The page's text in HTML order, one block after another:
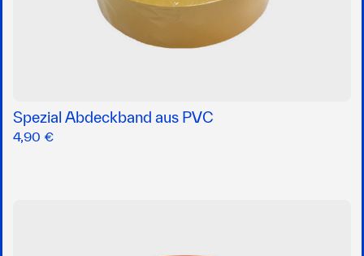
Spezial Abdeckband aus PVC
4,90 €